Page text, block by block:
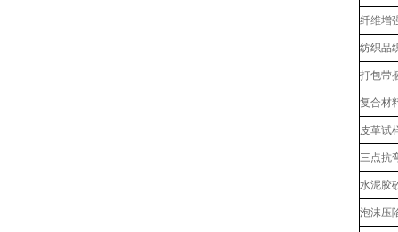
纤维增
纺织品
打包带
复合材
皮革试
三点抗
水泥胶
泡沫压